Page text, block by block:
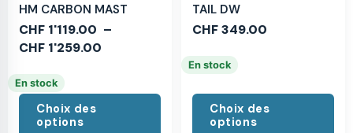
HM CARBON MAST
CHF 1'119.00 –
CHF 1'259.00
En stock
Choix des
options
TAIL DW
CHF349.00
En stock
Choix des
options